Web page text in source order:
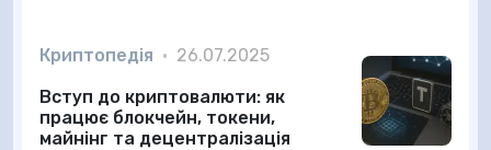
Криптопедія • 26.07.2025
Вступ до криптовалюти: як
працює блокчейн, токени,
майнінг та децентралізація